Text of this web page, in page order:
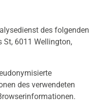
des folgenden
St, 6011 Wellington,
des verwendeten